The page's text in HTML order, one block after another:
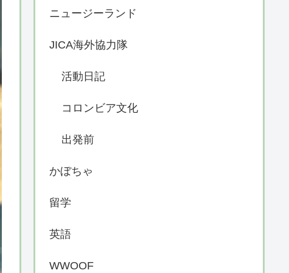
ニュージーランド
JICA海外協力隊
活動日記
コロンビア文化
出発前
かぼちゃ
留学
英語
WWOOF